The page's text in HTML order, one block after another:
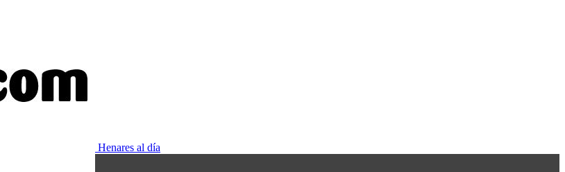
Henares al día